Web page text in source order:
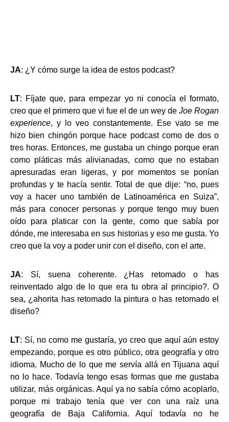
JA: ¿Y cómo surge la idea de estos podcast?
LT: Fíjate que, para empezar yo ni conocía el formato,
creo que el primero que vi fue el de un wey de Joe Rogan
experience, y lo veo constantemente. Ese vato se me
hizo bien chingón porque hace podcast como de dos o
tres horas. Entonces, me gustaba un chingo porque eran
como pláticas más alivianadas, como que no estaban
apresuradas eran ligeras, y por momentos se ponían
profundas y te hacía sentir. Total de que dije: “no, pues
voy a hacer uno también de Latinoamérica en Suiza”,
más para conocer personas y porque tengo muy buen
oído para platicar con la gente, como que sabía por
dónde, me interesaba en sus historias y eso me gusta. Yo
creo que la voy a poder unir con el diseño, con el arte.
JA: Sí, suena coherente. ¿Has retomado o has
reinventado algo de lo que era tu obra al principio?. O
sea, ¿ahorita has retomado la pintura o has retomado el
diseño?
LT: Sí, no como me gustaría, yo creo que aquí aún estoy
empezando, porque es otro público, otra geografía y otro
idioma. Mucho de lo que me servía allá en Tijuana aquí
no lo hace. Todavía tengo esas formas que me gustaba
utilizar, más orgánicas. Aquí ya no sabía cómo acoplarlo,
porque mi trabajo tenía que ver con una raíz una
geografía de Baja California. Aquí todavía no he